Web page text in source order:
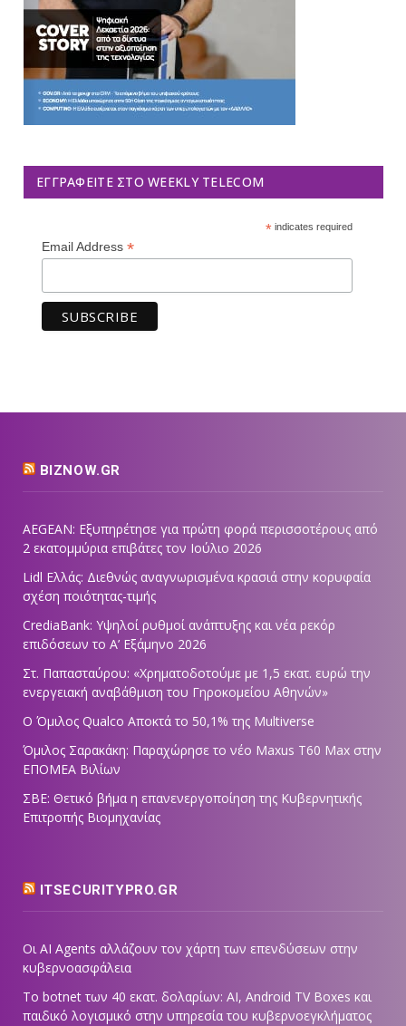
ΕΓΓΡΑΦΕΊΤΕ ΣΤΟ WEEKLY TELECOM
*indicates required
Email Address *
BIZNOW.GR
AEGEAN: Εξυπηρέτησε για πρώτη φορά περισσοτέρους από
2 εκατομμύρια επιβάτες τον Ιούλιο 2026
Lidl Ελλάς: Διεθνώς αναγνωρισμένα κρασιά στην κορυφαία
σχέση ποιότητας-τιμής
CrediaBank: Υψηλοί ρυθμοί ανάπτυξης και νέα ρεκόρ
επιδόσεων το Α’ Εξάμηνο 2026
Στ. Παπασταύρου: «Χρηματοδοτούμε με 1,5 εκατ. ευρώ την
ενεργειακή αναβάθμιση του Γηροκομείου Αθηνών»
Ο Όμιλος Qualco Αποκτά το 50,1% της Multiverse
Όμιλος Σαρακάκη: Παραχώρησε το νέο Maxus T60 Max στην
ΕΠΟΜΕΑ Βιλίων
ΣΒΕ: Θετικό βήμα η επανενεργοποίηση της Κυβερνητικής
Επιτροπής Βιομηχανίας
ITSECURITYPRO.GR
Οι AI Agents αλλάζουν τον χάρτη των επενδύσεων στην
κυβερνοασφάλεια
Το botnet των 40 εκατ. δολαρίων: AI, Android TV Boxes και
παιδικό λογισμικό στην υπηρεσία του κυβερνοεγκλήματος